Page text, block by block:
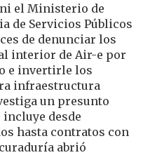
el Ministerio de
de Servicios Públicos
de denunciar los
interior de Air-e por
e invertirle los
infraestructura
un presunto
incluye desde
hasta contratos con
abrió